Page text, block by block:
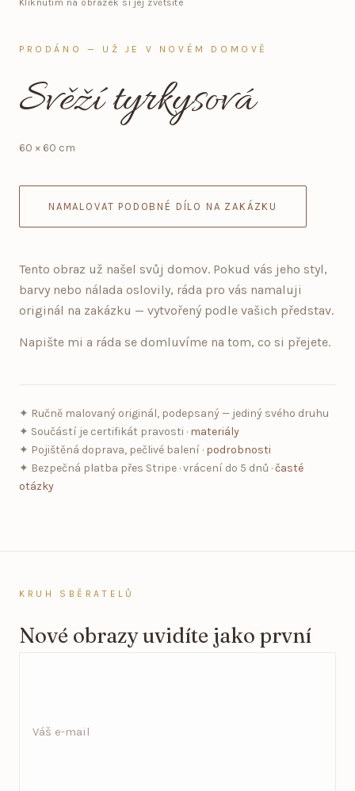
Kliknutím na obrázek si jej zvětšíte
PRODÁNO — UŽ JE V NOVÉM DOMOVĚ
Svěží tyrkysová
60 × 60 cm
NAMALOVAT PODOBNÉ DÍLO NA ZAKÁZKU
Tento obraz už našel svůj domov. Pokud vás jeho styl,
barvy nebo nálada oslovily, ráda pro vás namaluji
originál na zakázku — vytvořený podle vašich představ.
Napište mi a ráda se domluvíme na tom, co si přejete.
✦ Ručně malovaný originál, podepsaný — jediný svého druhu
✦ Součástí je certifikát pravosti · materiály
✦ Pojištěná doprava, pečlivé balení · podrobnosti
✦ Bezpečná platba přes Stripe · vrácení do 5 dnů ·časté
otázky
KRUH SBĚRATELŮ
Nové obrazy uvidíte jako první